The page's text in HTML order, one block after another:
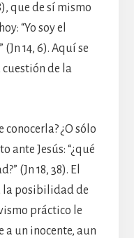
que de sí mismo
“Yo soy el
14, 6). Aquí se
cuestión de la
conocerla? ¿O sólo
ante Jesús: “¿qué
(Jn 18, 38). El
la posibilidad de
práctico le
a un inocente, aun